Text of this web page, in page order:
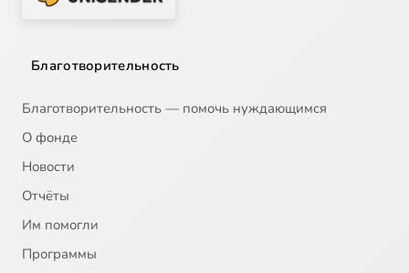
Благотворительность
Благотворительность — помочь нуждающимся
О фонде
Новости
Отчёты
Им помогли
Программы